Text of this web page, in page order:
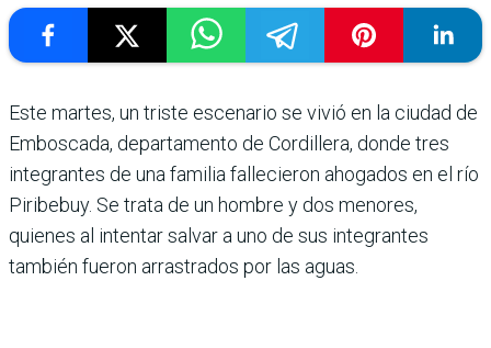
Este martes, un triste escenario se vivió en la ciudad de
Emboscada, departamento de Cordillera, donde tres
integrantes de una familia fallecieron ahogados en el río
Piribebuy. Se trata de un hombre y dos menores,
quienes al intentar salvar a uno de sus integrantes
también fueron arrastrados por las aguas.